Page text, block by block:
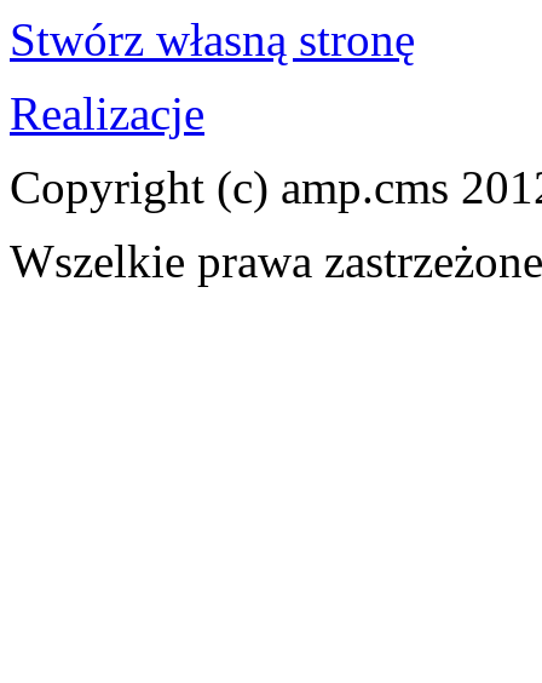
Stwórz własną stronę
Realizacje
Copyright (c) amp.cms
Wszelkie prawa zastrzeżone